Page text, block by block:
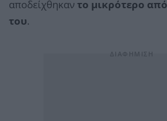
αποδείχθηκαντο μικρότερο
του.